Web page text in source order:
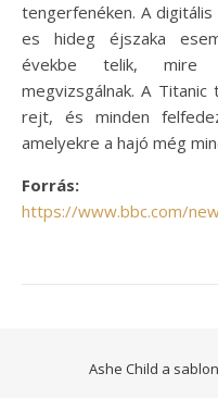
tengerfenéken. A
es hideg éjszaka
évekbe telik, mire
megvizsgálnak. A
rejt, és minden
amelyekre a hajó még
Forrás:
https://www.bbc.com/
Ashe Child a